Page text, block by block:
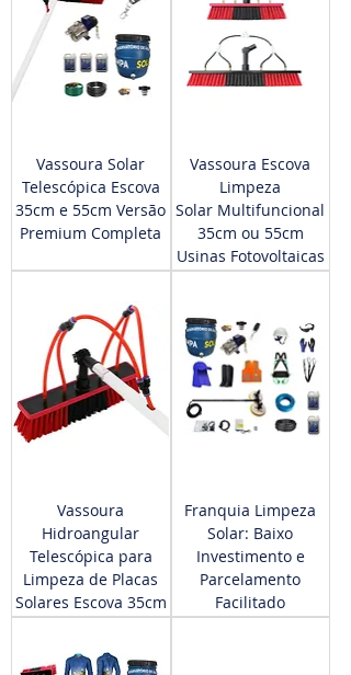
Vassoura Solar
Telescópica Escova
35cm e 55cm Versão
Premium Completa
Vassoura Escova
Limpeza
Solar Multifuncional
35cm ou 55cm
Usinas Fotovoltaicas
Vassoura
Hidroangular
Telescópica para
Limpeza de Placas
Solares Escova 35cm
Franquia Limpeza
Solar: Baixo
Investimento e
Parcelamento
Facilitado